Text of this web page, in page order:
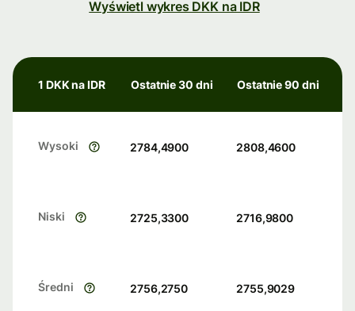
Wyświetl wykres DKK na IDR
1 DKK na IDR Ostatnie 30 dni Ostatnie 90 dni
Wysoki 2784,4900 2808,4600
Niski 2725,3300 2716,9800
Średni 2756,2750 2755,9029